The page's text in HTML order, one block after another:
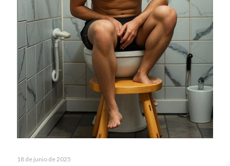
18 de junio de 2025